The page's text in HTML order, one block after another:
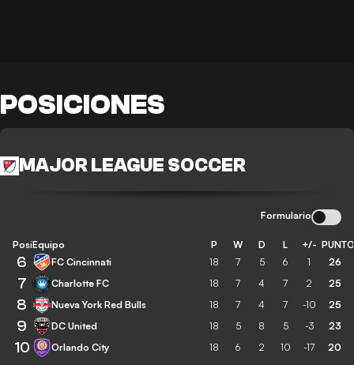
POSICIONES
MAJOR LEAGUE SOCCER
Formulario
Posición
Equipo P W D L +/-
6 FC Cincinnati 18 7 5 6 1 26
7 Charlotte FC 18 7 4 7 2 25
8 Nueva York Red Bulls 18 7 4 7 -10 25
9 DC United 18 5 8 5 -3 23
10 Orlando City 18 6 2 10 -17 20